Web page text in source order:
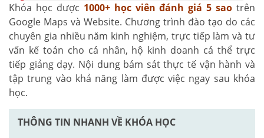
Khóa học được 1000+ học viên đánh giá 5 sao trên
Google Maps và Website. Chương trình đào tạo do các
chuyên gia nhiều năm kinh nghiệm, trực tiếp làm và tư
vấn kế toán cho cá nhân, hộ kinh doanh cá thể trực
tiếp giảng dạy. Nội dung bám sát thực tế vận hành và
tập trung vào khả năng làm được việc ngay sau khóa
học.
THÔNG TIN NHANH VỀ KHÓA HỌC